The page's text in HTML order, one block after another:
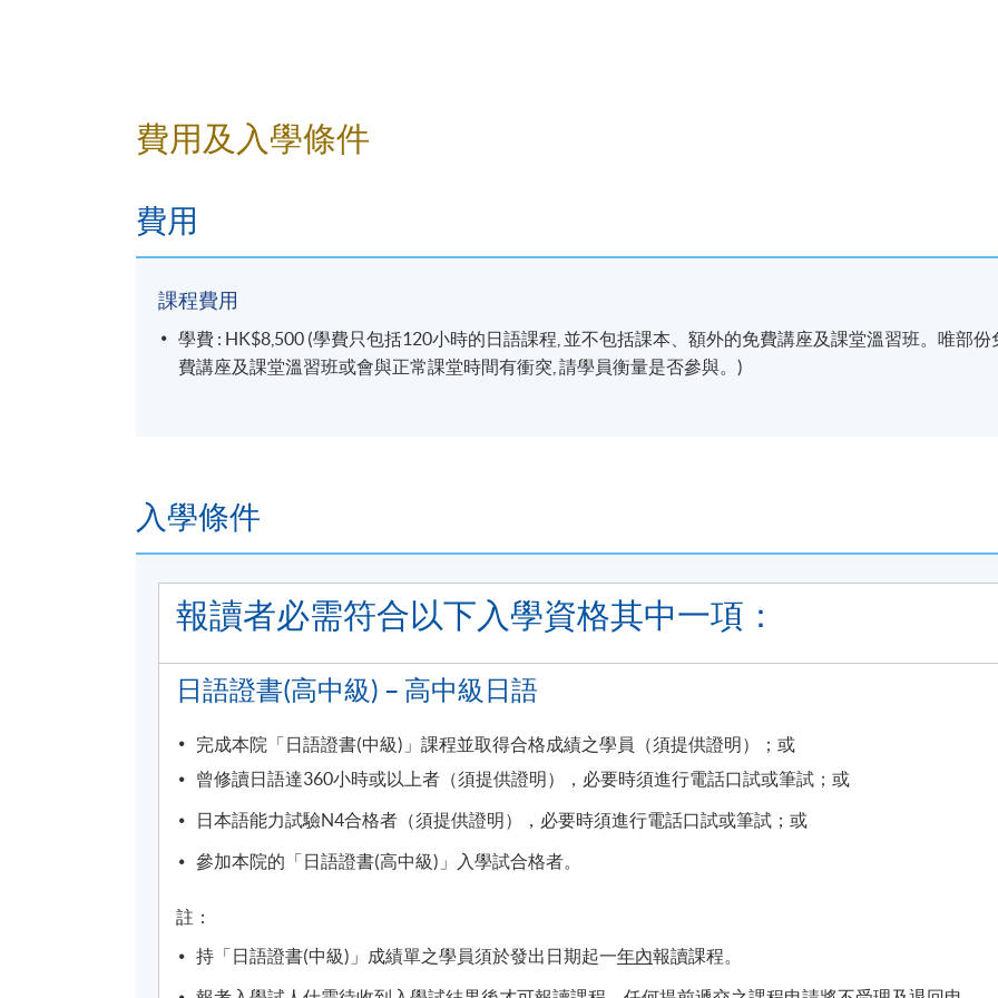
效之電郵。請學員多加利用(soul2.hkuspace.hku.hk)。同時建議學員下載SOUL手機應用程式(支援iOS及
andriod系統)，以便接收學科資訊。
有關登入SOUL的資料，可以瀏覽以下連結:
凡於「九龍東分校」上課之學員，由於要配合社區書院收生程序，6至8月的上課日期、地點或有更改，課堂
校。部份課堂或會調往其他分校上課，請特別留意。
上課，請特別留意。
基金資助申請將按先前的規定及安排（包括 20,000元的資助上限、申請人必須在年齡屆滿71歲之前遞交申請
的年齡上限）處理。所有資訊以持續進修基金辦事處最新公佈為準。有關新優化措施的詳情，請參閱：
https://www.wfsfaa.gov.hk/cef/tc/news/news_20220801.htm（資料如有更改，以CEF網頁內資料為準）。
1) 不論親身報名或網上報名，請務必核實清楚課程報名代碼，上課時間及地點後才報名，若發現報錯班別，
可申請轉班，需繳付轉班費，唯課程滿額時，本院恕不接受任何轉班申請。網上報名會在該課程開課日期前
兩日截止，有興趣同學需親自到本院各報名中心辦理報名手續。
3) 除課程資料更改外，本院將不會另發上課通知，學員如有疑問，可於開課前7 天致電查詢，否則學員應自
費用及入學條件
費用
課程費用
學費 : HK$8,500 (學費只包括120小時的日語課程, 並不包括課本、額外的免費講座及課堂溫習班。唯部份
費講座及課堂溫習班或會與正常課堂時間有衝突, 請學員衡量是否參與。)
入學條件
報讀者必需符合以下入學資格其中一項：
日語證書(高中級) – 高中級日語
完成本院「日語證書(中級)」課程並取得合格成績之學員（須提供證明）；或
曾修讀日語達360小時或以上者（須提供證明），必要時須進行電話口試或筆試；或
日本語能力試驗N4合格者（須提供證明），必要時須進行電話口試或筆試；或
參加本院的「日語證書(高中級)」入學試合格者。
註：
持「日語證書(中級)」成績單之學員須於發出日期起一年內報讀課程。